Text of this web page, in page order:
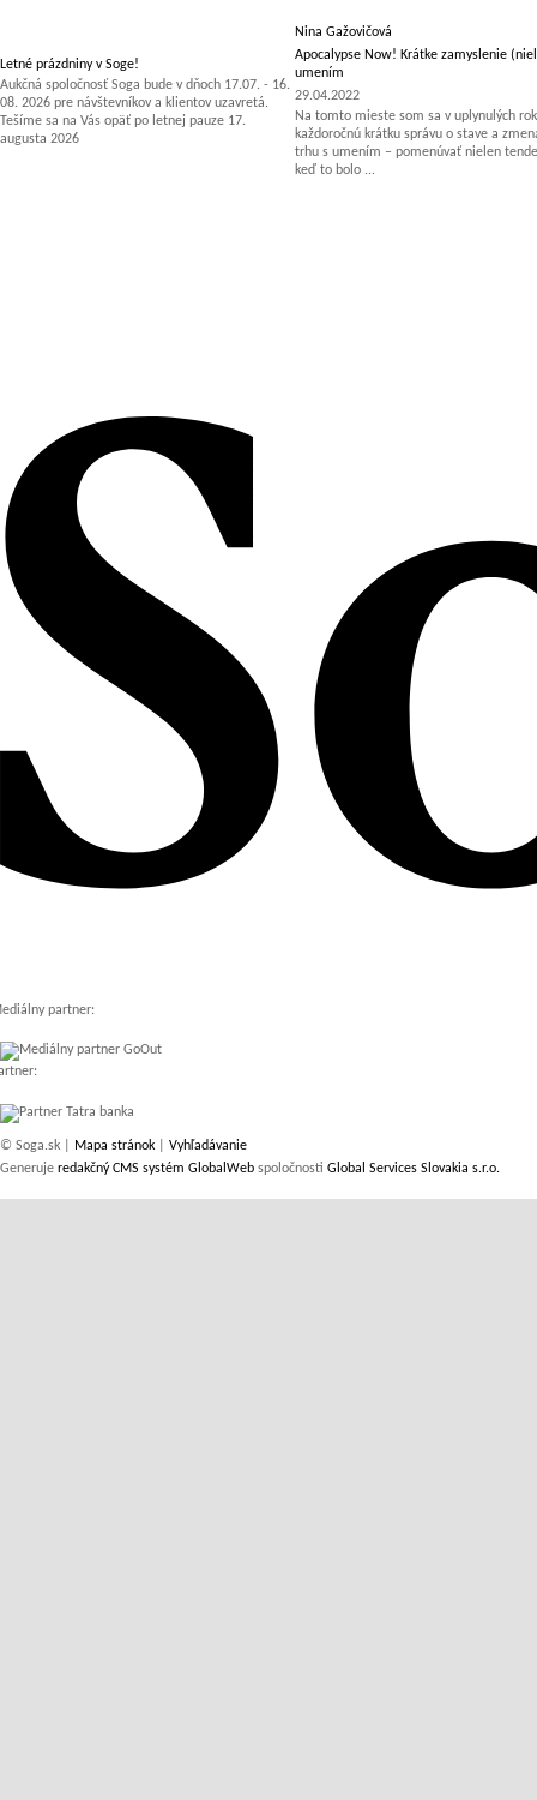
Letné prázdniny v Soge!
Aukčná spoločnosť Soga bude v dňoch 17.07. - 16.
08. 2026 pre návštevníkov a klientov uzavretá.
Tešíme sa na Vás opäť po letnej pauze 17.
augusta 2026
Nina Gažovičová
Apocalypse Now! Krátke zamyslenie
umením
29.04.2022
Na tomto mieste som sa v uplynulých
každoročnú krátku správu o stave a
trhu s umením – pomenúvať nielen
keď to bolo ...
partner:
© Soga.sk | Mapa stránok
Vyhľadávanie
Generuje redakčný CMS systém GlobalWeb spoločnosti Global Services Slovakia s.r.o.